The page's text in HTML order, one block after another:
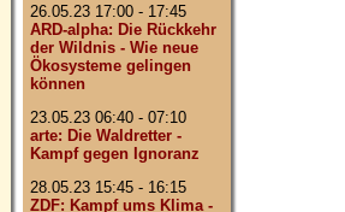
26.05.23 17:00 - 17:45
ARD-alpha: Die Rückkehr
der Wildnis - Wie neue
Ökosysteme gelingen
können
23.05.23 06:40 - 07:10
arte: Die Waldretter -
Kampf gegen Ignoranz
28.05.23 15:45 - 16:15
ZDF: Kampf ums Klima -